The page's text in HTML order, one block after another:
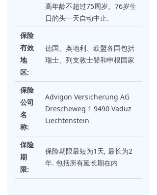
高年龄不超过75周岁。76岁生
日的头一天自动中止.
保险
有效
地
区:
德国、奥地利、欧盟各国包括
瑞士、列支敦士登和申根国家
保险
公司
名
称:
Advigon Versicherung AG
Drescheweg 1 9490 Vaduz
Liechtenstein
保险
期
限:
保险期限最短为1天, 最长为2
年. 包括所有延长期在内
Care Protector
Protector5
奥地利医疗保险
Care Austria保险
德国保证金